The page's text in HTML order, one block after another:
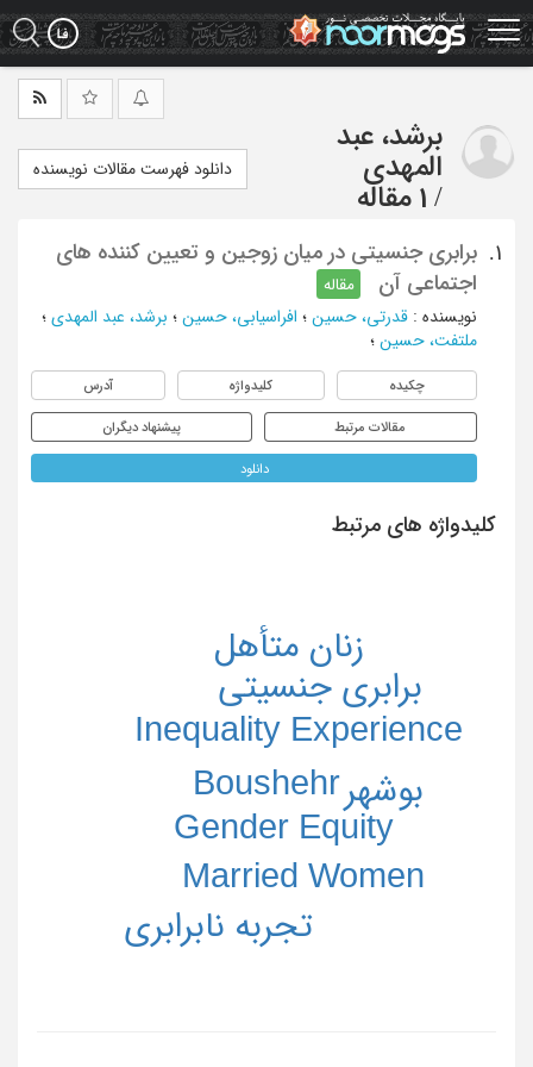
Skip
to
main
برشد، عبد
المهدی
/ 1 مقاله
دانلود فهرست مقالات نویسنده
1.
برابری جنسیتی در میان زوجین و تعیین کننده های
اجتماعی آن
مقاله
نویسنده : قدرتی، حسین ؛ افراسیابی، حسین ؛ برشد، عبد المهدی ؛
ملتفت، حسین ؛
چکیده کلیدواژه آدرس
مقالات مرتبط پیشنهاد دیگران
دانلود
کلیدواژه های مرتبط
Boushehr
Gender Equity
Inequality Experience
Married Women
برابری جنسیتی
بوشهر
تجربه نابرابری
زنان متأهل